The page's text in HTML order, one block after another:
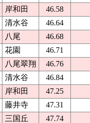
岸和田 46.58
清水谷 46.64
八尾 46.68
花園 46.71
八尾翠翔 46.76
清水谷 46.84
岸和田 47.25
藤井寺 47.31
三国丘 47.74